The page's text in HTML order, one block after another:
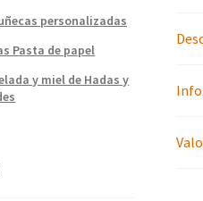
personalizadas
Pasta de papel
y miel de Hadas y